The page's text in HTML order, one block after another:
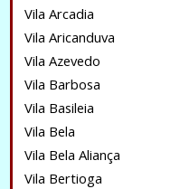
Vila Arcadia
Vila Aricanduva
Vila Azevedo
Vila Barbosa
Vila Basileia
Vila Bela
Vila Bela Aliança
Vila Bertioga